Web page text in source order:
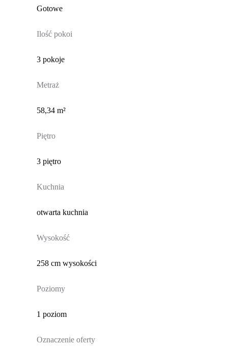
Gotowe
Ilość pokoi
3 pokoje
Metraż
58,34 m²
Piętro
3 piętro
Kuchnia
otwarta kuchnia
Wysokość
258 cm wysokości
Poziomy
1 poziom
Oznaczenie oferty